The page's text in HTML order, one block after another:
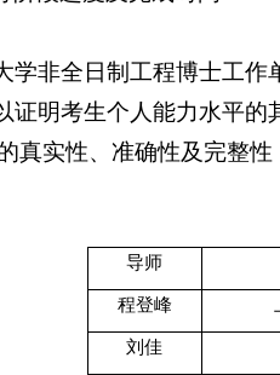
学非全日制工程博士工作
证明考生个人能力水平的
真实性、准确性及完整
导师
程登峰
刘佳